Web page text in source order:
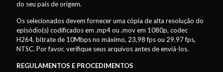
do seu país de origem.
Os selecionados devem fornecer uma cópia de alta resolução do
episódio(s) codificados em .mp4 ou .mov em 1080p, codec
H264, bitrate de 10Mbps no máximo, 23,98 fps ou 29.97 fps,
NTSC. Por favor, verifique seus arquivos antes de enviá-los.
REGULAMENTOS E PROCEDIMENTOS